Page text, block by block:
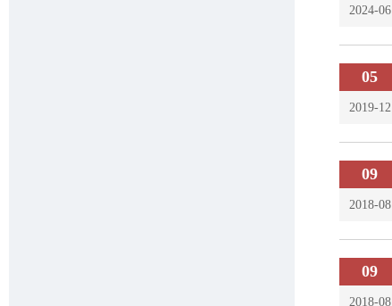
2024-06
05
2019-12
09
2018-08
09
2018-08